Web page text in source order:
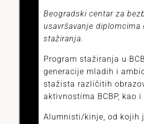
Beogradski centar za
usavršavanje
stažiranja.
Program stažiranja u
generacije mladih i
stažista različitih
aktivnostima BCBP,
Alumnisti/kinje, od kojih